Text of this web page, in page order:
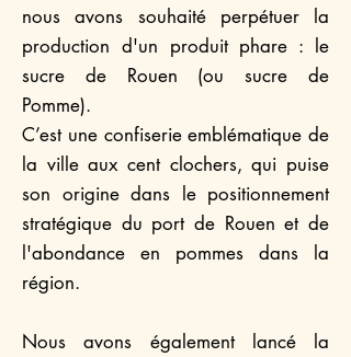
nous avons souhaité perpétuer la
production d'un produit phare : le
sucre de Rouen (ou sucre de
Pomme).
C’est une confiserie emblématique de
la ville aux cent clochers, qui puise
son origine dans le positionnement
stratégique du port de Rouen et de
l'abondance en pommes dans la
région.
Nous avons également lancé la